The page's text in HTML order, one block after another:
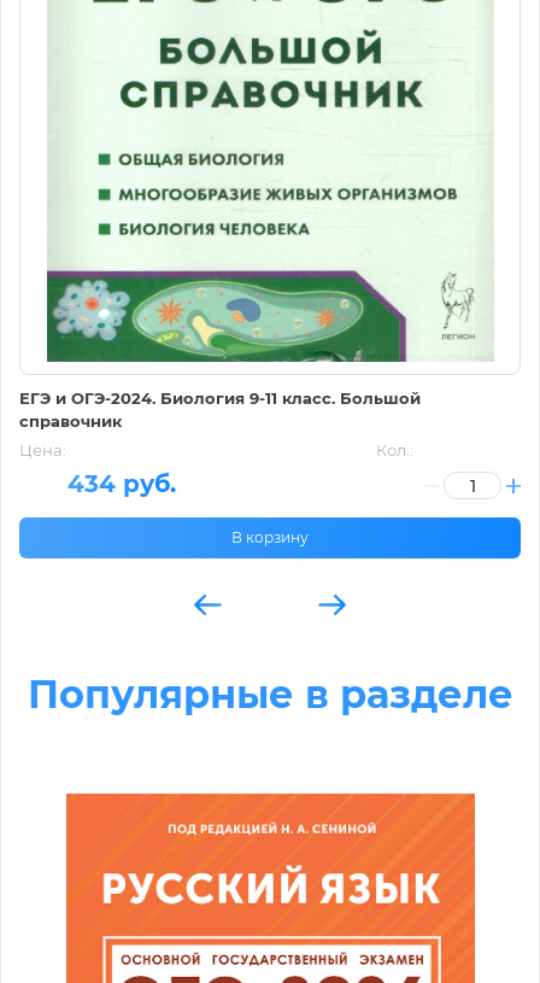
ЕГЭ и ОГЭ-2024. Биология 9-11 класс. Большой
справочник
Цена:
434 руб.
Кол.:
В корзину
Популярные в разделе